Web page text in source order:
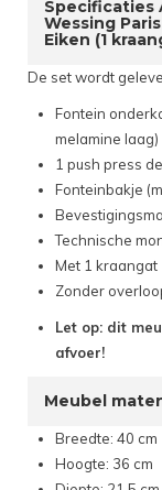
Specificaties
Wessing
Eiken (1
De set wordt
Fontein
melamine laag)
1 push press
Fonteinbakje
Technische
Met 1 kraangat
Zonder
Let op: dit
afvoer!
Meubel
Breedte: 40 cm
Hoogte: 36 cm